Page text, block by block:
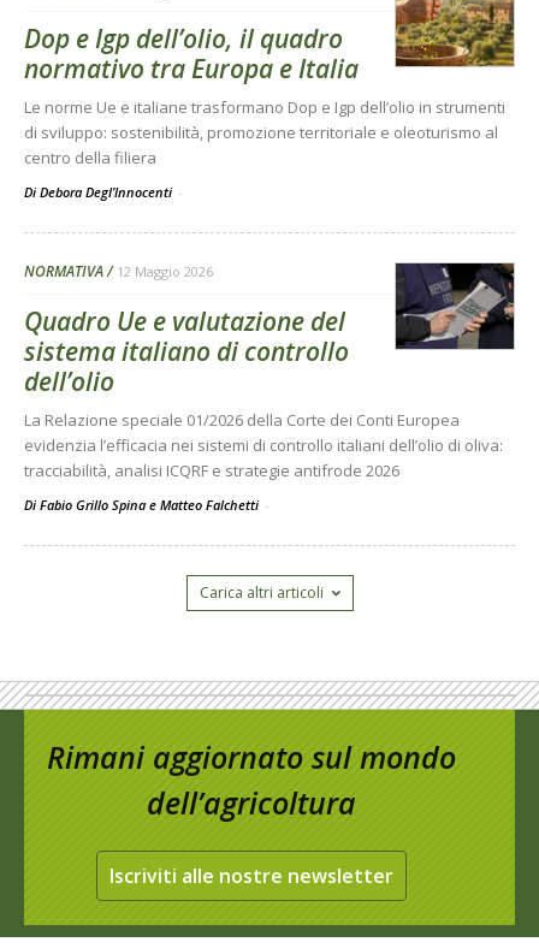
Dop e Igp dell’olio, il quadro
normativo tra Europa e Italia
Le norme Ue e italiane trasformano Dop e Igp dell’olio in strumenti
di sviluppo: sostenibilità, promozione territoriale e oleoturismo al
centro della filiera
Di Debora Degl’Innocenti -
NORMATIVA 12 Maggio 2026
Quadro Ue e valutazione del
sistema italiano di controllo
dell’olio
La Relazione speciale 01/2026 della Corte dei Conti Europea
evidenzia l’efficacia nei sistemi di controllo italiani dell’olio di oliva:
tracciabilità, analisi ICQRF e strategie antifrode 2026
Di Fabio Grillo Spina e Matteo Falchetti -
Carica altri articoli
Rimani aggiornato sul mondo
dell’agricoltura
Iscriviti alle nostre newsletter